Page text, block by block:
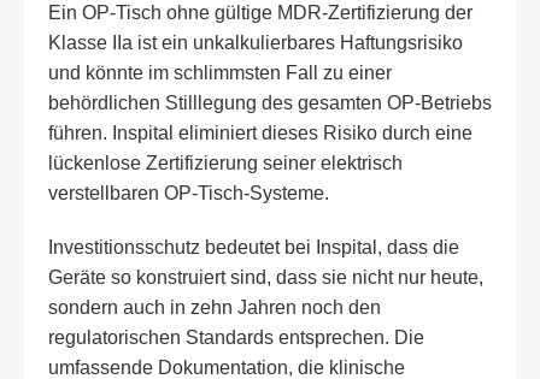
Ein OP-Tisch ohne gültige MDR-Zertifizierung der
Klasse IIa ist ein unkalkulierbares Haftungsrisiko
und könnte im schlimmsten Fall zu einer
behördlichen Stilllegung des gesamten OP-Betriebs
führen. Inspital eliminiert dieses Risiko durch eine
lückenlose Zertifizierung seiner elektrisch
verstellbaren OP-Tisch-Systeme.
Investitionsschutz bedeutet bei Inspital, dass die
Geräte so konstruiert sind, dass sie nicht nur heute,
sondern auch in zehn Jahren noch den
regulatorischen Standards entsprechen. Die
umfassende Dokumentation, die klinische